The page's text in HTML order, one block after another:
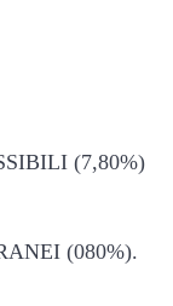
(7,80%)
(080%).